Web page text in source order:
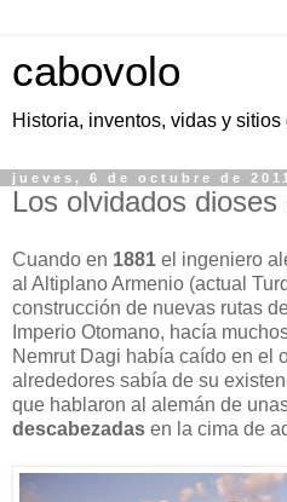
cabovolo
Historia, inventos, vidas y sitios
jueves, 6 de octubre de 2011
Los olvidados
Cuando en 1881 el ingeniero
al Altiplano Armenio (actual
construcción de nuevas rutas
Imperio Otomano, hacía
Nemrut Dagi había caído en el
alrededores sabía de su
que hablaron al alemán de
descabezadas en la cima de